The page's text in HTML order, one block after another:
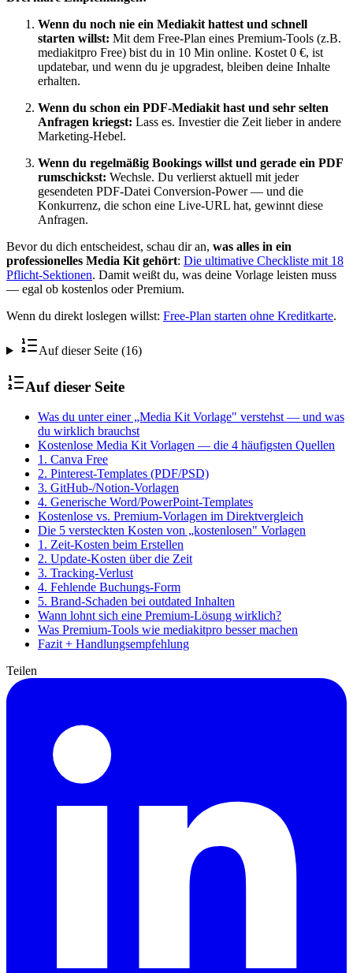
Wenn du noch nie ein Mediakit hattest und schnell
starten willst: Mit dem Free-Plan eines Premium-Tools (z.B.
mediakitpro Free) bist du in 10 Min online. Kostet 0 €, ist
updatebar, und wenn du je upgradest, bleiben deine Inhalte
erhalten.
Wenn du schon ein PDF-Mediakit hast und sehr selten
Anfragen kriegst: Lass es. Investier die Zeit lieber in andere
Marketing-Hebel.
Wenn du regelmäßig Bookings willst und gerade ein PDF
rumschickst: Wechsle. Du verlierst aktuell mit jeder
gesendeten PDF-Datei Conversion-Power — und die
Konkurrenz, die schon eine Live-URL hat, gewinnt diese
Anfragen.
Bevor du dich entscheidest, schau dir an, was alles in ein
professionelles Media Kit gehört: Die ultimative Checkliste mit 18
Pflicht-Sektionen. Damit weißt du, was deine Vorlage leisten muss
— egal ob kostenlos oder Premium.
Wenn du direkt loslegen willst: Free-Plan starten ohne Kreditkarte.
Auf dieser Seite (16)
Auf dieser Seite
Was du unter einer „Media Kit Vorlage" verstehst — und was
du wirklich brauchst
Kostenlose Media Kit Vorlagen — die 4 häufigsten Quellen
1. Canva Free
2. Pinterest-Templates (PDF/PSD)
3. GitHub-/Notion-Vorlagen
4. Generische Word/PowerPoint-Templates
Kostenlose vs. Premium-Vorlagen im Direktvergleich
Die 5 versteckten Kosten von „kostenlosen" Vorlagen
1. Zeit-Kosten beim Erstellen
2. Update-Kosten über die Zeit
3. Tracking-Verlust
4. Fehlende Buchungs-Form
5. Brand-Schaden bei outdated Inhalten
Wann lohnt sich eine Premium-Lösung wirklich?
Was Premium-Tools wie mediakitpro besser machen
Fazit + Handlungsempfehlung
Teilen